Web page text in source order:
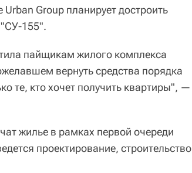
Group планирует достроить
"СУ-155".
пайщикам жилого комплекса
вернуть средства порядка
те, кто хочет получить квартиры", —
жилье в рамках первой очереди
проектирование, строительство